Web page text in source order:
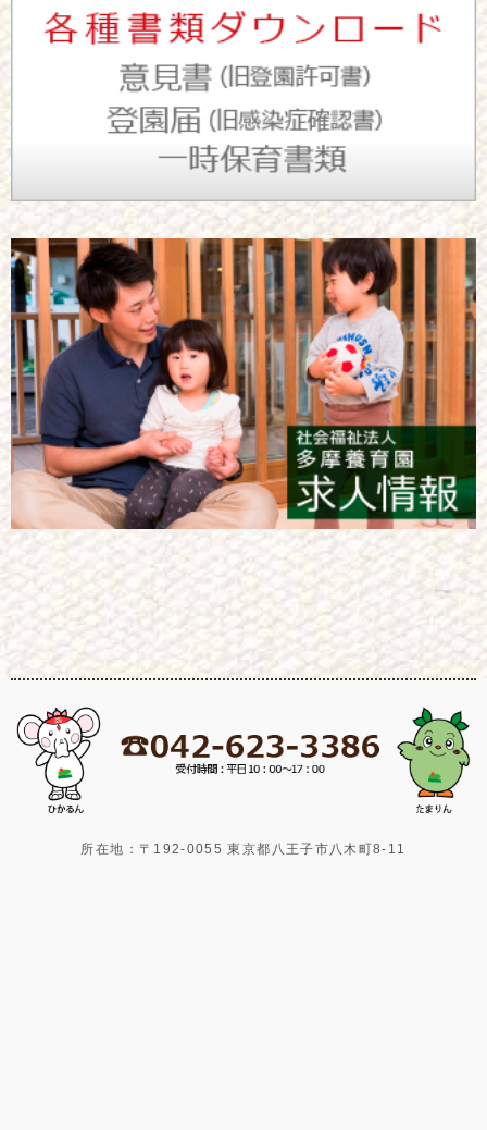
所在地：〒192-0055 東京都八王子市八木町8-11